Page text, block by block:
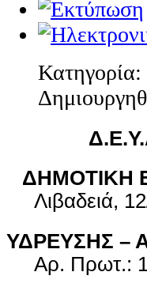
Κατηγορία:
Λιβαδειά,
Αρ. Πρωτ.: